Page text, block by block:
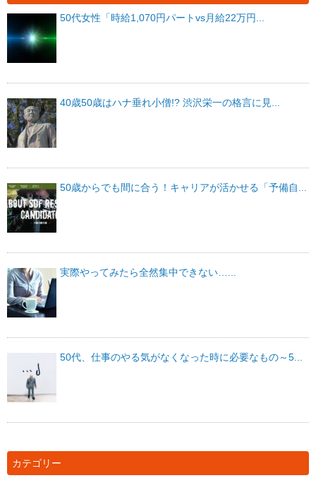
50代女性「時給1,070円パートvs月給22万円...
40歳50歳はハナ垂れ小僧!? 渋沢栄一の格言に見...
50歳からでも間に合う！キャリアが活かせる「予備自...
実際やってみたら全然集中できない…...
50代、仕事のやる気がなくなった時に必要なもの～5...
カテゴリー